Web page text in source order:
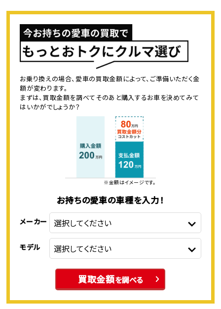
お乗り換えの場合、愛車の買取金額によって、ご準備いただく金
額が変わります。
まずは、買取金額を調べてそのあと購入するお車を決めてみて
はいかがでしょうか？
※金額はイメージです。
お持ちの愛車の車種を入力！
メーカー
モデル
買取金額を調べる